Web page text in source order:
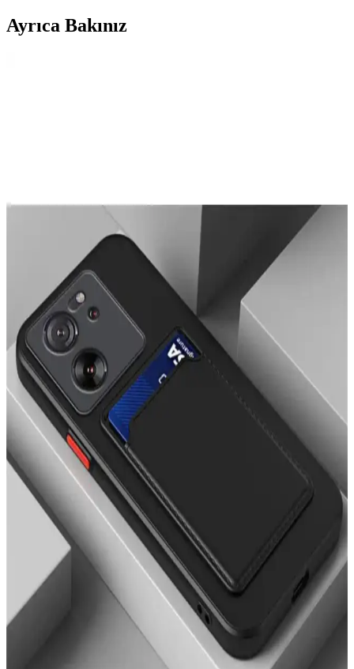
Ayrıca Bakınız
İşte iPhone 14 Pro Max için tasarlanmış KVK PRİVACY ve OSG
kılıflarının detaylı karşılaştırması, özellikleri ve kullanıcı
yorumlarıyla en iyi seçimi yapmanıza yardımcı oluyor.
OVADA Kılıf Modelleri Karşılaştırması: Pembe
Leopar ve Hologramlı Kurdele Desenli
İki popüler OVADA kılıf modeli olan pembe leopar desenli ve
hologramlı kurdele desenli kılıfların özellikleri, kullanıcı yorumları
ve karşılaştırması burada.
Fibaks iPhone 11 Kılıfı Karşılaştırması: Mat ve
Desenli Seçeneklerin Özellikleri ve Kullanıcı
Yorumları
İki popüler Fibaks iPhone 11 kılıfını karşılaştırıyoruz: mat yüzeyli ve
desenli modellerin özellikleri, kullanıcı yorumları ve kullanım
kolaylığı hakkında detaylar burada.
iPhone 14 Pro Max için en iyi silikon kılıf
karşılaştırması ve özellikleri
iPhone 14 Pro Max için Ayıcık ve Kediler tasarımlı silikon kılıfların
özellikleri, kullanıcı yorumları ve karşılaştırmasıyla en iyi seçimi
yapın.
iPhone 13 için en iyi aksesuarlar: Kamera koruyucu
ve şık kılıf karşılaştırması